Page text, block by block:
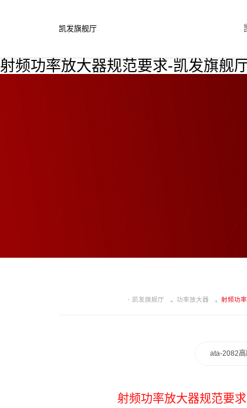
射频功率放大器规范要求-凯发旗舰
凯发旗舰厅
凯发旗舰厅 功率放大器 射频功
ata-2082
射频功率放大器规范要求